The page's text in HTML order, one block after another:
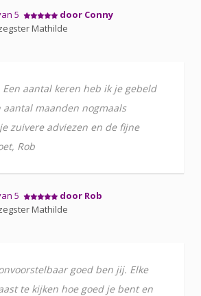
5
door Conny
Mathilde
aantal keren heb ik je gebeld
maanden nogmaals
zuivere adviezen en de fijne
Rob
5
door Rob
Mathilde
goed ben jij. Elke
te kijken hoe goed je bent en